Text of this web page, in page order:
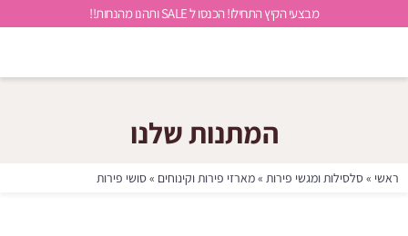
מבצעי הקיץ התחילו! הכנסו ל SALE ותהנו מהנחות!!
המתנות שלנו
ראשי »סלסילות ומגשי פירות »מארזי פירות וקינוחים »סושי פירות